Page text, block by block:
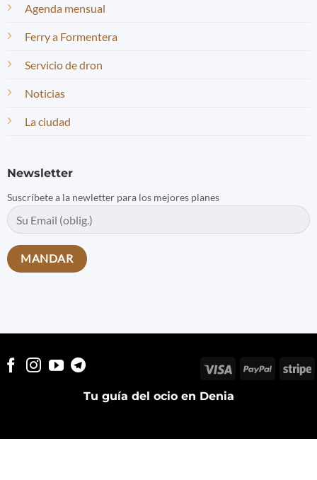
Agenda mensual
Ferry a Formentera
Servicio de dron
Noticias
La ciudad
Newsletter
Suscríbete a la newletter para los mejores planes
Tu guía del ocio en Denia
Visa PayPal